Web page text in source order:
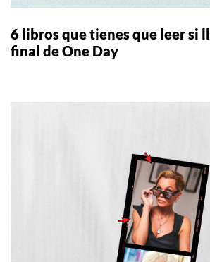
6 libros que tienes que leer si
final de One Day